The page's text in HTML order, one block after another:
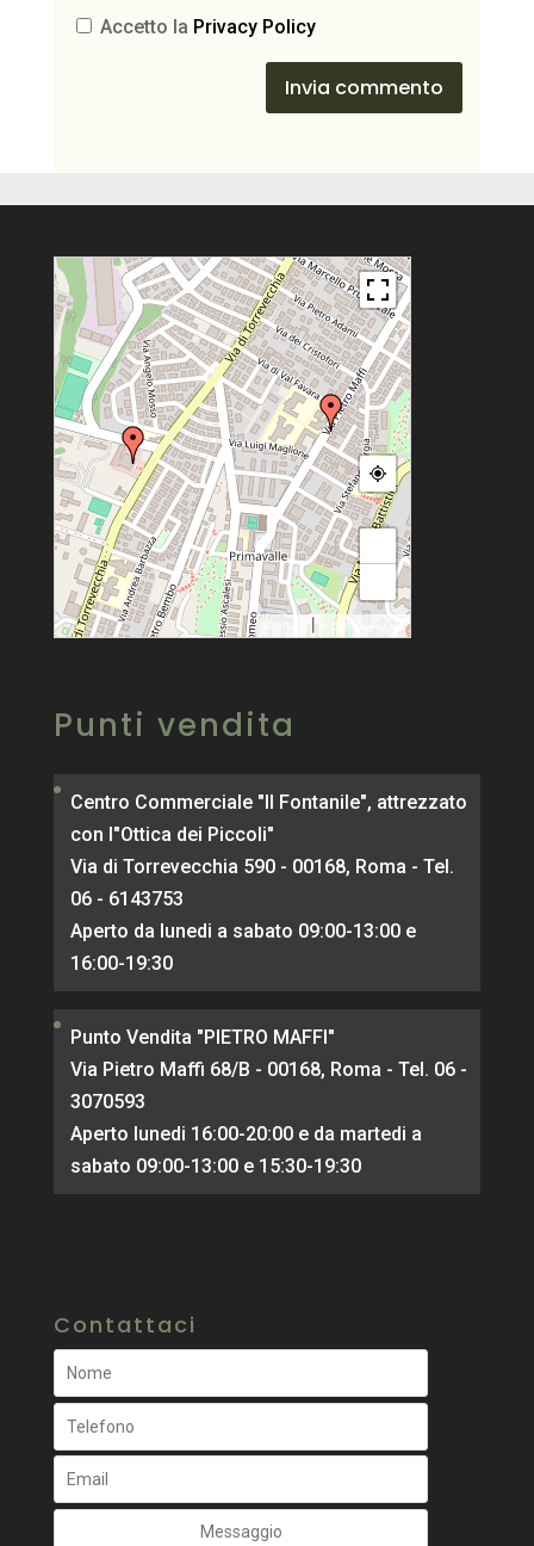
Accetto la Privacy Policy
© OpenStreetMap
Punti vendita
Centro Commerciale "Il Fontanile", attrezzato
con l"Ottica dei Piccoli"
Via di Torrevecchia 590 - 00168, Roma - Tel.
06 - 6143753
Aperto da lunedi a sabato 09:00-13:00 e
16:00-19:30
Punto Vendita "PIETRO MAFFI"
Via Pietro Maffi 68/B - 00168, Roma - Tel. 06 -
3070593
Aperto lunedi 16:00-20:00 e da martedi a
sabato 09:00-13:00 e 15:30-19:30
Contattaci